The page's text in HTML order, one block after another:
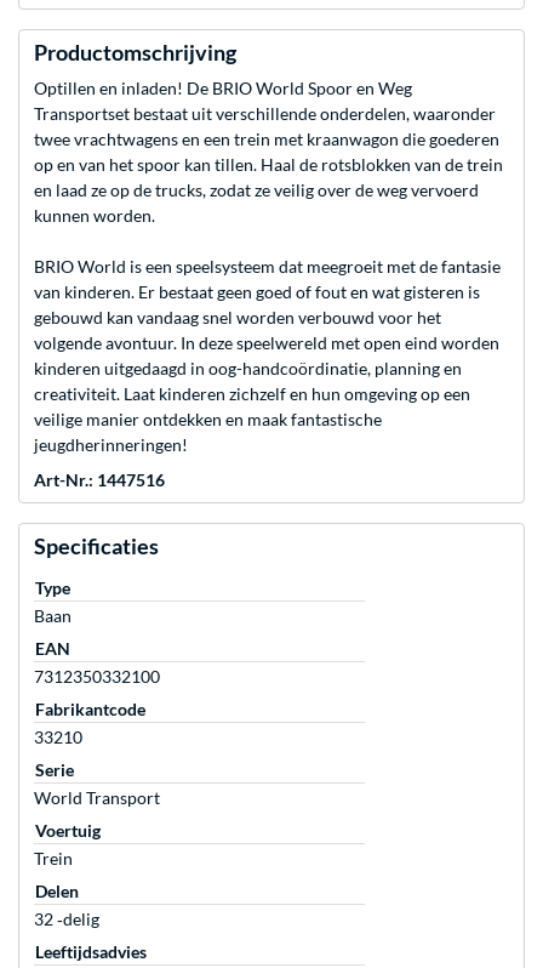
Productomschrijving
Optillen en inladen! De BRIO World Spoor en Weg
Transportset bestaat uit verschillende onderdelen, waaronder
twee vrachtwagens en een trein met kraanwagon die goederen
op en van het spoor kan tillen. Haal de rotsblokken van de trein
en laad ze op de trucks, zodat ze veilig over de weg vervoerd
kunnen worden.
BRIO World is een speelsysteem dat meegroeit met de fantasie
van kinderen. Er bestaat geen goed of fout en wat gisteren is
gebouwd kan vandaag snel worden verbouwd voor het
volgende avontuur. In deze speelwereld met open eind worden
kinderen uitgedaagd in oog-handcoördinatie, planning en
creativiteit. Laat kinderen zichzelf en hun omgeving op een
veilige manier ontdekken en maak fantastische
jeugdherinneringen!
Art-Nr.: 1447516
Specificaties
Type
Baan
EAN
7312350332100
Fabrikantcode
33210
Serie
World Transport
Voertuig
Trein
Delen
32 ‐delig
Leeftijdsadvies